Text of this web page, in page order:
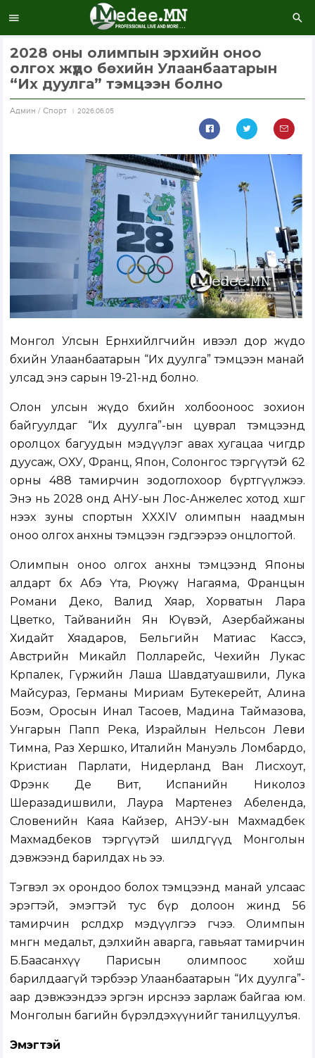
2028 оны олимпын эрхийн оноо
олгох жүдо бөхийн Улаанбаатарын
“Их дуулга” тэмцээн болно
Aдмин / Спорт 2026.06.05
Монгол Улсын Ерөнхийлөгчийн ивээл дор жүдо
бөхийн Улаанбаатарын “Их дуулга” тэмцээн манай
улсад энэ сарын 19-21-нд болно.
Олон улсын жүдо бөхийн холбооноос зохион
байгуулдаг “Их дуулга”-ын цуврал тэмцээнд
оролцох багуудын мэдүүлэг авах хугацаа өчигдөр
дуусаж, ОХУ, Франц, Япон, Солонгос тэргүүтэй 62
орны 488 тамирчин зодоглохоор бүртгүүлжээ.
Энэ нь 2028 онд АНУ-ын Лос-Анжелес хотод хөшгөө
нээх зуны спортын XXXIV олимпын наадмын
оноо олгох анхны тэмцээн гэдгээрээ онцлогтой.
Олимпын оноо олгох анхны тэмцээнд Японы
алдарт бөх Абэ Үта, Рюүжү Нагаяма, Францын
Романи Деко, Валид Хяар, Хорватын Лара
Цветко, Тайванийн Ян Юүвэй, Азербайжаны
Хидайт Хяадаров, Бельгийн Матиас Кассэ,
Австрийн Микайл Полларейс, Чехийн Лукас
Крпалек, Гүржийн Лаша Шавдатуашвили, Лука
Майсураз, Германы Мириам Бутекерейт, Алина
Боэм, Оросын Инал Тасоев, Мадина Таймазова,
Унгарын Папп Река, Израйлын Нельсон Леви
Тимна, Раз Хершко, Италийн Мануэль Ломбардо,
Кристиан Парлати, Нидерланд Ван Лисхоут,
Фрэнк Де Вит, Испанийн Николоз
Шеразадишвили, Лаура Мартенез Абеленда,
Словенийн Каяа Кайзер, АНЭУ-ын Махмадбек
Махмадбеков тэргүүтэй шилдгүүд Монголын
дэвжээнд барилдах нь ээ.
Тэгвэл эх орондоо болох тэмцээнд манай улсаас
эрэгтэй, эмэгтэй тус бүр долоон жинд 56
тамирчин өрсөлдөхөөр мэдүүлгээ өгчээ. Олимпын
мөнгөн медальт, дэлхийн аварга, гавьяат тамирчин
Б.Баасанхүү Парисын олимпоос хойш
барилдаагүй тэрбээр Улаанбаатарын “Их дуулга”-
аар дэвжээндээ эргэн ирснээ зарлаж байгаа юм.
Монголын багийн бүрэлдэхүүнийг танилцуулъя.
Эмэгтэй